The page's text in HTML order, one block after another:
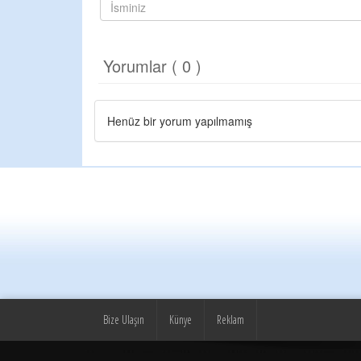
Yorumlar ( 0 )
Henüz bir yorum yapılmamış